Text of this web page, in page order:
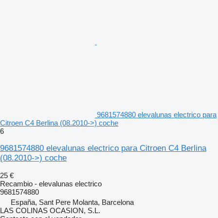
9681574880 elevalunas electrico para
Citroen C4 Berlina (08.2010->) coche
6
9681574880 elevalunas electrico para Citroen C4 Berlina
(08.2010->) coche
25 €
Recambio - elevalunas electrico
9681574880
España, Sant Pere Molanta, Barcelona
LAS COLINAS OCASION, S.L.